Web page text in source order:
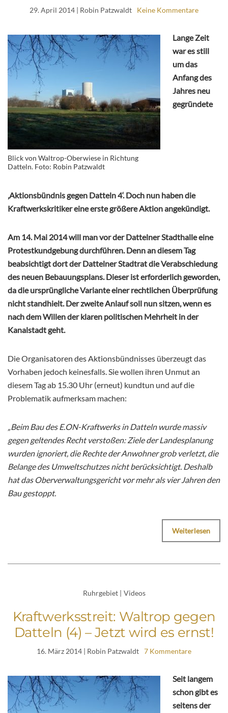
29. April 2014 | Robin Patzwaldt Keine Kommentare
Blick von Waltrop-Oberwiese in Richtung
Datteln. Foto: Robin Patzwaldt
Lange Zeit
war es still
um das
Anfang des
Jahres neu
gegründete
‚Aktionsbündnis gegen Datteln 4‘. Doch nun haben die
Kraftwerkskritiker eine erste größere Aktion angekündigt.
Am 14. Mai 2014 will man vor der Dattelner Stadthalle eine
Protestkundgebung durchführen. Denn an diesem Tag
beabsichtigt dort der Dattelner Stadtrat die Verabschiedung
des neuen Bebauungsplans. Dieser ist erforderlich geworden,
da die ursprüngliche Variante einer rechtlichen Überprüfung
nicht standhielt. Der zweite Anlauf soll nun sitzen, wenn es
nach dem Willen der klaren politischen Mehrheit in der
Kanalstadt geht.
Die Organisatoren des Aktionsbündnisses überzeugt das
Vorhaben jedoch keinesfalls. Sie wollen ihren Unmut an
diesem Tag ab 15.30 Uhr (erneut) kundtun und auf die
Problematik aufmerksam machen:
„Beim Bau des E.ON-Kraftwerks in Datteln wurde massiv
gegen geltendes Recht verstoßen: Ziele der Landesplanung
wurden ignoriert, die Rechte der Anwohner grob verletzt, die
Belange des Umweltschutzes nicht berücksichtigt. Deshalb
hat das Oberverwaltungsgericht vor mehr als vier Jahren den
Bau gestoppt.
Weiterlesen
Ruhrgebiet | Videos
Kraftwerksstreit: Waltrop gegen
Datteln (4) – Jetzt wird es ernst!
16. März 2014 | Robin Patzwaldt 7 Kommentare
Seit langem
schon gibt es
seitens der